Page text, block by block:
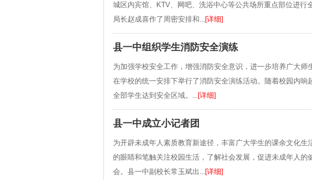
城区内宾馆、KTV、网吧、洗浴中心等公共场所重点部位进
局长赵成喜作了周密安排和...[详细]
县一中组织学生消防安全演练
为加强学校安全工作，增强消防安全意识，进一步培养广大
在学校的统一安排下举行了消防安全演练活动。随着校园内
全部学生达到安全区域。...[详细]
县一中成立小记者团
为开辟未成年人素质教育新途径，丰富广大学生的课余文化
的眼睛和笔触关注校园生活，了解社会发展，促进未成年人
会。县一中副校长常玉斌出...[详细]